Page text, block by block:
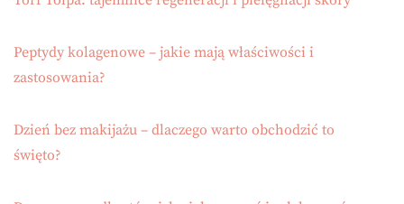
Peptydy kolagenowe – jakie mają właściwości i
zastosowania?
Dzień bez makijażu – dlaczego warto obchodzić to
święto?